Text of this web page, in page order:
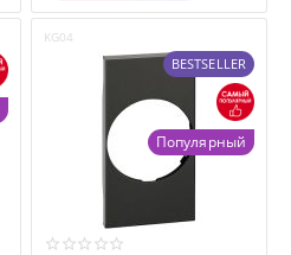
KG04
BESTSELLER
Популярный